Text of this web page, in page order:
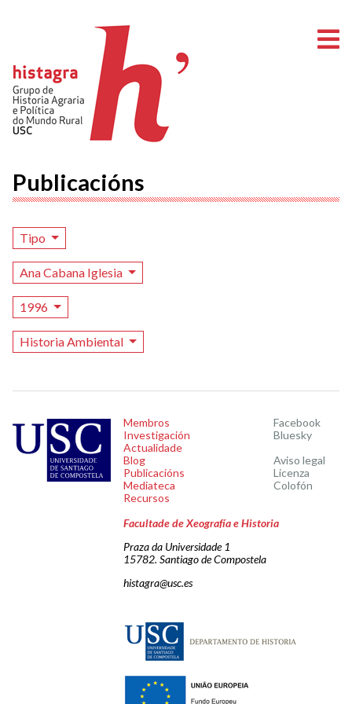
Publicacións
Tipo
Ana Cabana Iglesia
1996
Historia Ambiental
Membros
Investigación
Actualidade
Blog
Publicacións
Mediateca
Recursos
Facebook
Bluesky
Aviso legal
Licenza
Colofón
Facultade de Xeografía e Historia
Praza da Universidade 1
15782. Santiago de Compostela
histagra@usc.es